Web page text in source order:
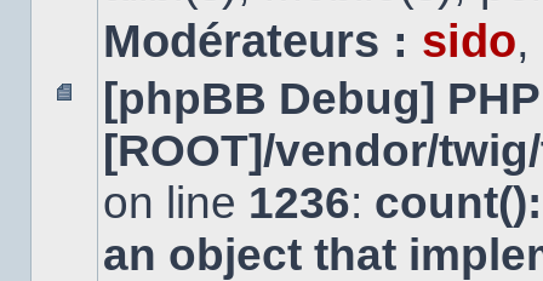
Aucun
message
non
Modérateurs : sido,
[phpBB Debug]
[ROOT]/vendor/
on line 1236:
an object that